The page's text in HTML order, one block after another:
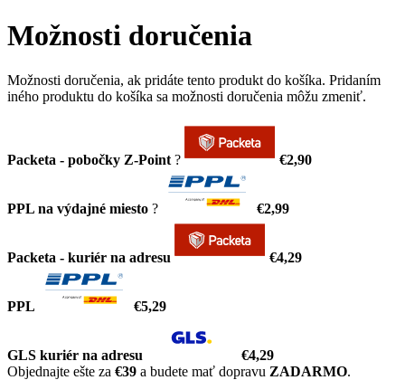
Možnosti doručenia
Možnosti doručenia, ak pridáte tento produkt do košíka. Pridaním
iného produktu do košíka sa možnosti doručenia môžu zmeniť.
Packeta - pobočky Z-Point ? €2,90
PPL na výdajné miesto ? €2,99
Packeta - kuriér na adresu €4,29
PPL €5,29
GLS kuriér na adresu
€4,29
Objednajte ešte za €39 a budete mať dopravu ZADARMO.